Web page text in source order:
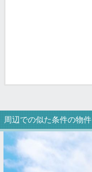
周辺での似た条件の物件